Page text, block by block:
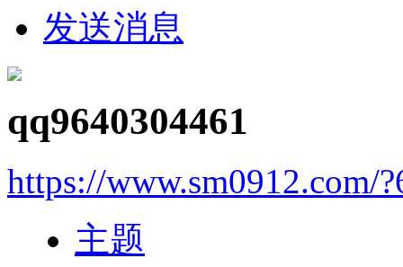
发送消息
qq9640304461
https://www.sm0912.com/
主题